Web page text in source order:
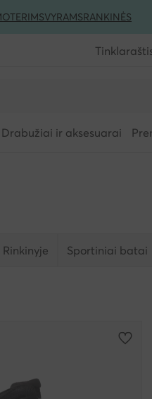
VYRAMSRANKINĖS
Drabužiai ir aksesuarai
Rinkinyje Sportiniai batai